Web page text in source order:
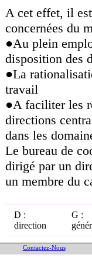
A cet effet, il
concernées du
●Au plein
disposition des
●La
travail
●A faciliter les
directions
dans les
Le bureau de
dirigé par un
un membre du
D :
direction
G :
Contactez-Nous